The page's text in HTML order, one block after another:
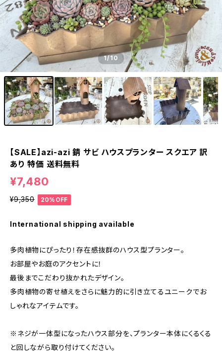
1/10
【SALE】azi-azi 錆 サビ ハウスプランター スクエア 訳
あり 特価 送料無料
¥7,480
¥9,350 20%OFF
International shipping available
多肉植物にぴったり！存在感抜群のハウス型プランター。
お部屋やお庭のアクセントに！
最後までこだわり抜かれたデザイン。
多肉植物の寄せ植えをさらに魅力的に引き立てるユニークでお
しゃれなアイテムです。
※ネジが一体型になったハウス部分を、プランター本体にくるくる
と回しながら取り付けてください。